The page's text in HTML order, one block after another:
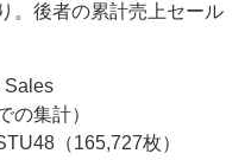
。後者の累計売上セール
Sales
の集計）
（165,727枚）